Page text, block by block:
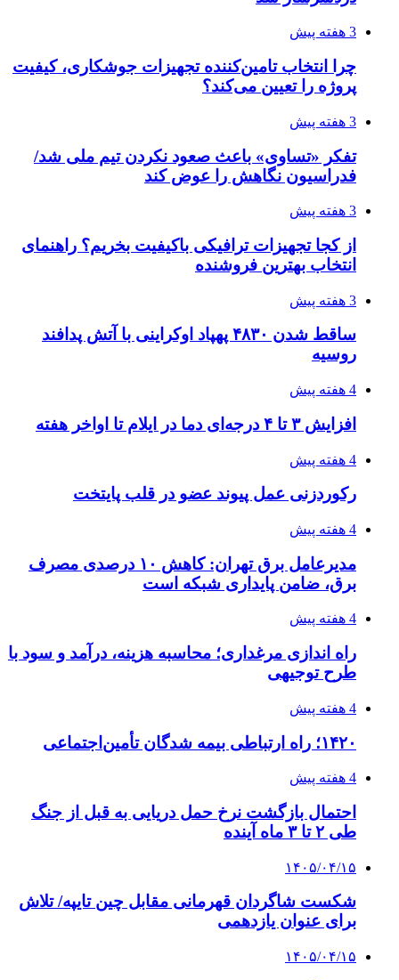
3 هفته پیش
چرا انتخاب تامین‌کننده تجهیزات جوشکاری، کیفیت
پروژه را تعیین می‌کند؟
3 هفته پیش
تفکر «تساوی» باعث صعود نکردن تیم ملی شد/
فدراسیون نگاهش را عوض کند
3 هفته پیش
از کجا تجهیزات ترافیکی باکیفیت بخریم؟ راهنمای
انتخاب بهترین فروشنده
3 هفته پیش
ساقط شدن ۴۸۳۰ پهپاد اوکراینی با آتش پدافند
روسیه
4 هفته پیش
افزایش ۳ تا ۴ درجه‌ای دما در ایلام تا اواخر هفته
4 هفته پیش
رکوردزنی عمل پیوند عضو در قلب پایتخت
4 هفته پیش
مدیرعامل برق تهران: کاهش ۱۰ درصدی مصرف
برق، ضامن پایداری شبکه است
4 هفته پیش
راه اندازی مرغداری؛ محاسبه هزینه، درآمد و سود با
طرح توجیهی
4 هفته پیش
۱۴۲۰؛ راه ارتباطی بیمه شدگان تأمین‌اجتماعی
4 هفته پیش
احتمال بازگشت نرخ حمل دریایی به قبل از جنگ
طی ۲ تا ۳ ماه آینده
۱۴۰۵/۰۴/۱۵
شکست شاگردان قهرمانی مقابل چین تایپه/ تلاش
برای عنوان یازدهمی
۱۴۰۵/۰۴/۱۵